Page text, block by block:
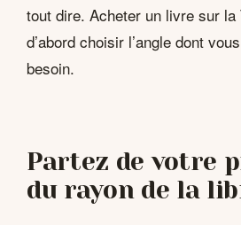
tout dire. Acheter un livre sur la
d’abord choisir l’angle dont
besoin.
Partez de votre
du rayon de la